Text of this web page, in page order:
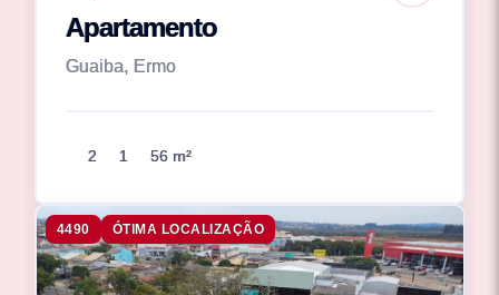
Apartamento
Guaiba, Ermo
2 1 56 m²
4490 ÓTIMA LOCALIZAÇÃO